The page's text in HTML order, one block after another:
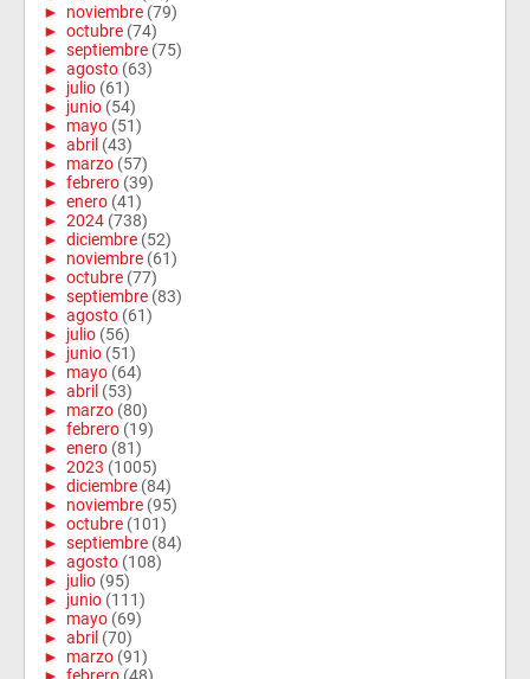
► noviembre (79)
► octubre (74)
► septiembre (75)
► agosto (63)
► julio (61)
► junio (54)
► mayo (51)
► abril (43)
► marzo (57)
► febrero (39)
► enero (41)
► 2024 (738)
► diciembre (52)
► noviembre (61)
► octubre (77)
► septiembre (83)
► agosto (61)
► julio (56)
► junio (51)
► mayo (64)
► abril (53)
► marzo (80)
► febrero (19)
► enero (81)
► 2023 (1005)
► diciembre (84)
► noviembre (95)
► octubre (101)
► septiembre (84)
► agosto (108)
► julio (95)
► junio (111)
► mayo (69)
► abril (70)
► marzo (91)